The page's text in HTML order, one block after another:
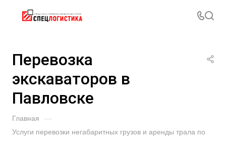
Перевозка
экскаваторов в
Павловске
Главная —
Услуги перевозки негабаритных грузов и аренды трала по